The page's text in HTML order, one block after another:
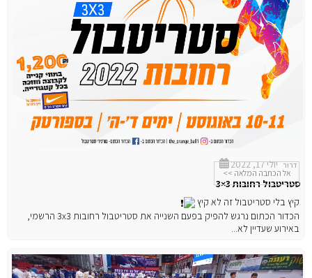
דרור יולי 17, 2022
סטריטבול רחובות 3×3
קיץ בלי סטריטבול זה לא קיץ
הכדור הכתום נרגש להפיק בפעם השנייה את סטריטבול רחובות 3x3 הרשמי,
באירוע שעדיין לא...
אל הכתבה המלאה >>